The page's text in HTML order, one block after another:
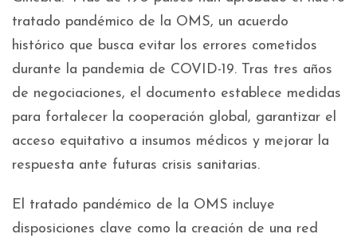
tratado pandémico de la OMS, un acuerdo
histórico que busca evitar los errores cometidos
durante la pandemia de COVID-19. Tras tres años
de negociaciones, el documento establece medidas
para fortalecer la cooperación global, garantizar el
acceso equitativo a insumos médicos y mejorar la
respuesta ante futuras crisis sanitarias.
El tratado pandémico de la OMS incluye
disposiciones clave como la creación de una red